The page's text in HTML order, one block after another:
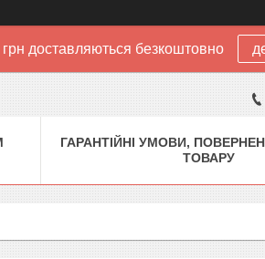
доставляються безкоштовно
ГАРАНТІЙНІ УМОВИ,
ТОВАРУ